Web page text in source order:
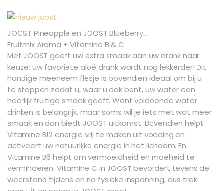
JOOST Pineapple en JOOST Blueberry…
Fruitmix Aroma + Vitamine B & C
Met JOOST geeft uw extra smaak aan uw drank naar
keuze; uw favoriete aloë drank wordt nog lekkerder! Dit
handige meeneem flesje is bovendien ideaal om bij u
te stoppen zodat u, waar u ook bent, uw water een
heerlijk fruitige smaak geeft. Want voldoende water
drinken is belangrijk, maar soms wil je iets met wat meer
smaak en dan biedt JOOST uitkomst. Bovendien helpt
Vitamine B12 energie vrij te maken uit voeding en
activeert uw natuurlijke energie in het lichaam. En
Vitamine B6 helpt om vermoeidheid en moeheid te
verminderen. Vitamine C in JOOST bevordert tevens de
weerstand tijdens en na fysieke inspanning, dus trek